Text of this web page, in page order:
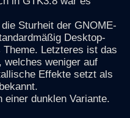
Sturheit der GNOME-
Desktop-
Letzteres ist das
welches weniger auf
Effekte setzt als
einer dunklen Variante.